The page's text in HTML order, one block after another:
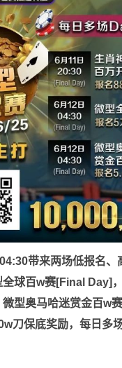
带来两场低报名、
全球百w赛[Final Day]
微型奥马哈迷赏金百w
刀保底奖励，每日多